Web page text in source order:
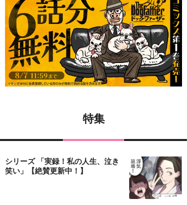
特集
シリーズ 「実録！私の人生、泣き
笑い」【絶賛更新中！】